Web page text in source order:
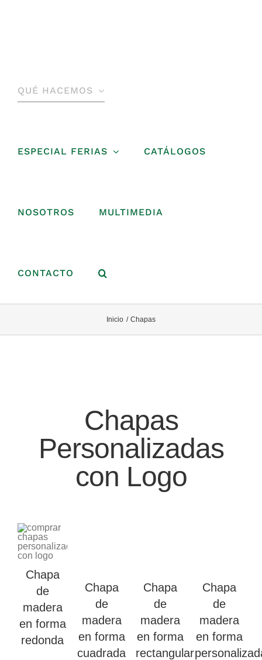
QUÉ HACEMOS
ESPECIAL FERIAS CATÁLOGOS
NOSOTROS MULTIMEDIA
CONTACTO
Inicio Chapas
Chapas
Personalizadas
con Logo
Chapa
de
madera
en forma
redonda
Chapa
de
madera
en forma
cuadrada
Chapa
de
madera
en forma
rectangular
Chapa
de
madera
en forma